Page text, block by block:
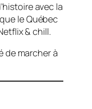
avec la
le Québec
& chill.
de marcher à